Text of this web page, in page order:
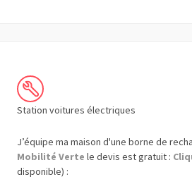
Station voitures électriques
J’équipe ma maison d'une borne de
Mobilité Verte le devis est gratuit :
disponible) :